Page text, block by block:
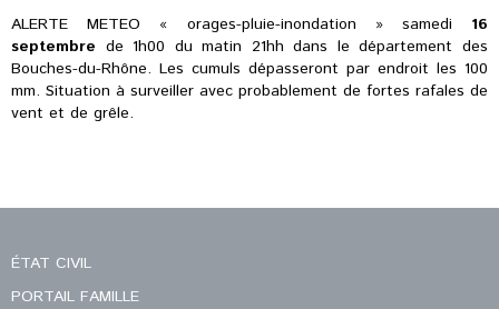
ALERTE METEO « orages-pluie-inondation » samedi 16
septembre de 1h00 du matin 21hh dans le département des
Bouches-du-Rhône. Les cumuls dépasseront par endroit les 100
mm. Situation à surveiller avec probablement de fortes rafales de
vent et de grêle.
ÉTAT CIVIL
PORTAIL FAMILLE